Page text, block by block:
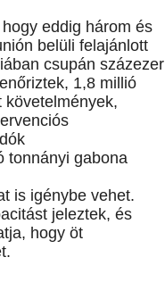
eddig három és
belüli felajánlott
csupán százezer
1,8 millió
követelmények,
tonnányi gabona
is igénybe vehet.
jeleztek, és
hogy öt